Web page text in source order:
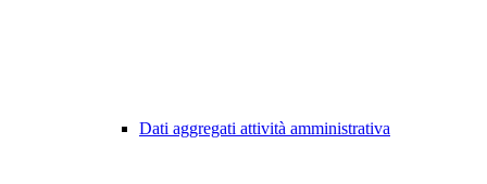
Dati aggregati attività amministrativa